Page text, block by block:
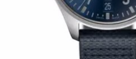
铁东区站前街万国售后服务中心（需
平山区胜利路万国售后服务中心（需
双塔区新华路万国售后服务中心（需
振兴区七经街万国售后服务中心（需